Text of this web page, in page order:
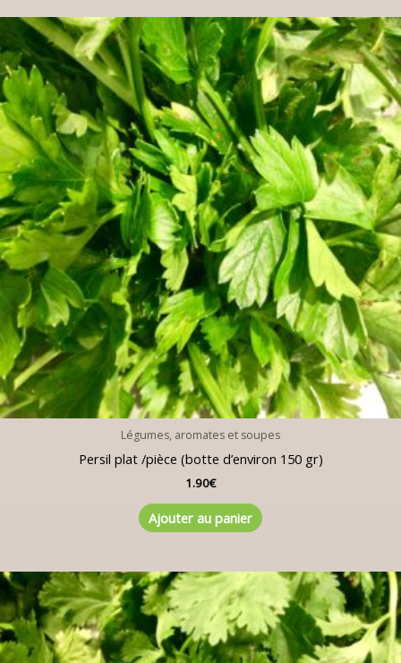
Légumes, aromates et soupes
Persil plat /pièce (botte d’environ 150 gr)
1.90€
Ajouter au panier